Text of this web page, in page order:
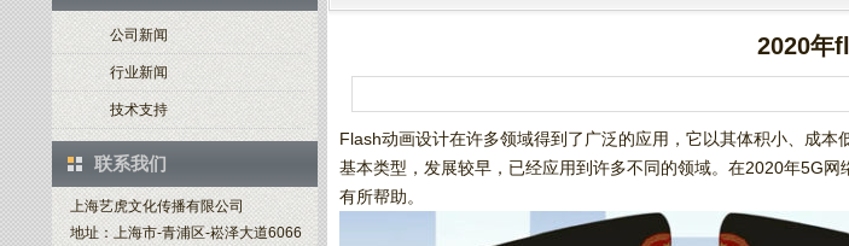
公司新闻
行业新闻
技术支持
联系我们
上海艺虎文化传播有限公司
地址：上海市-青浦区-崧泽大道6066
2020年
Flash动画设计在许多领域得到了广泛的应用，它以其体积小、成
基本类型，发展较早，已经应用到许多不同的领域。在2020年5G
有所帮助。